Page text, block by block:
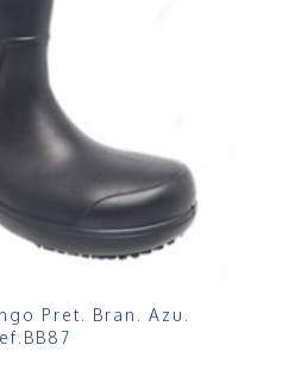
Pret. Bran. Azu.